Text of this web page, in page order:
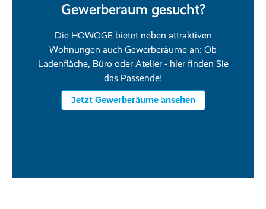
Gewerberaum gesucht?
Die HOWOGE bietet neben attraktiven
Wohnungen auch Gewerberäume an: Ob
Ladenfläche, Büro oder Atelier - hier finden Sie
das Passende!
Jetzt Gewerberäume ansehen